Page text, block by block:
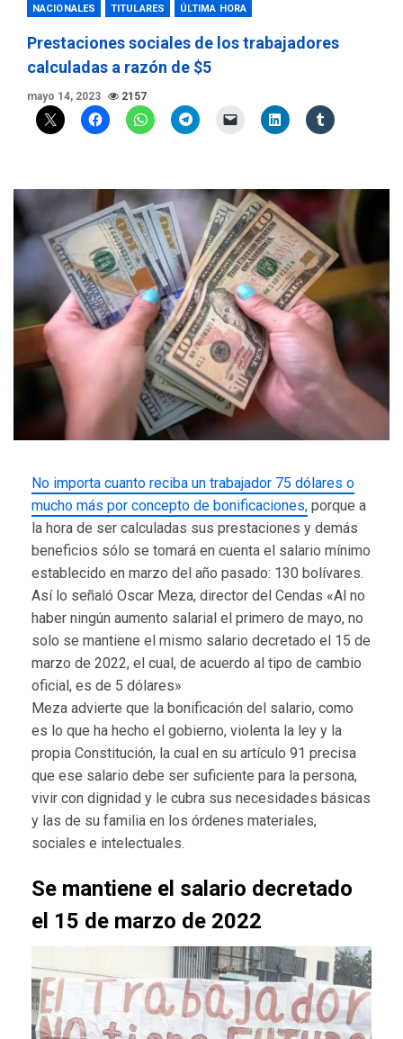
NACIONALES TITULARES ÚLTIMA HORA
Prestaciones sociales de los trabajadores
calculadas a razón de $5
mayo 14, 2023 2157
No importa cuanto reciba un trabajador 75 dólares o
mucho más por concepto de bonificaciones, porque a
la hora de ser calculadas sus prestaciones y demás
beneficios sólo se tomará en cuenta el salario mínimo
establecido en marzo del año pasado: 130 bolívares.
Así lo señaló Oscar Meza, director del Cendas «Al no
haber ningún aumento salarial el primero de mayo, no
solo se mantiene el mismo salario decretado el 15 de
marzo de 2022, el cual, de acuerdo al tipo de cambio
oficial, es de 5 dólares»
Meza advierte que la bonificación del salario, como
es lo que ha hecho el gobierno, violenta la ley y la
propia Constitución, la cual en su artículo 91 precisa
que ese salario debe ser suficiente para la persona,
vivir con dignidad y le cubra sus necesidades básicas
y las de su familia en los órdenes materiales,
sociales e intelectuales.
Se mantiene el salario decretado
el 15 de marzo de 2022